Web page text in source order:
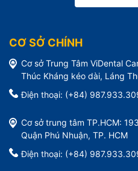
CƠ SỞ CHÍNH
Cơ sở Trung Tâm ViDental
Thúc Kháng kéo dài, Láng
Điện thoại: (+84)
Cơ sở trung tâm TP.HCM:
Quận Phú Nhuận, TP. HCM
Điện thoại: (+84)